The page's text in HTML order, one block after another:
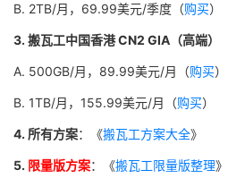
B. 2TB/月，69.99美元/季度（购买）
3. 搬瓦工中国香港 CN2 GIA（高端）
A. 500GB/月，89.99美元/月（购买）
B. 1TB/月，155.99美元/月（购买）
4. 所有方案：《搬瓦工方案大全》
5. 限量版方案：《搬瓦工限量版整理》